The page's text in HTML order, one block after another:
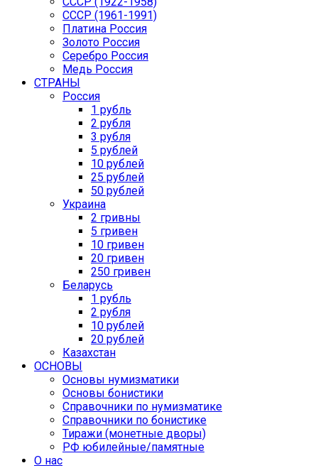
CCCР (1961-1991)
Платина Россия
Золото Россия
Серебро Россия
Медь Россия
СТРАНЫ
Россия
1 рубль
2 рубля
3 рубля
5 рублей
10 рублей
25 рублей
50 рублей
Украина
2 гривны
5 гривен
10 гривен
20 гривен
250 гривен
Беларусь
1 рубль
2 рубля
10 рублей
20 рублей
Казахстан
ОСНОВЫ
Основы нумизматики
Основы бонистики
Справочники по нумизматике
Справочники по бонистике
Тиражи (монетные дворы)
РФ юбилейные/памятные
О нас